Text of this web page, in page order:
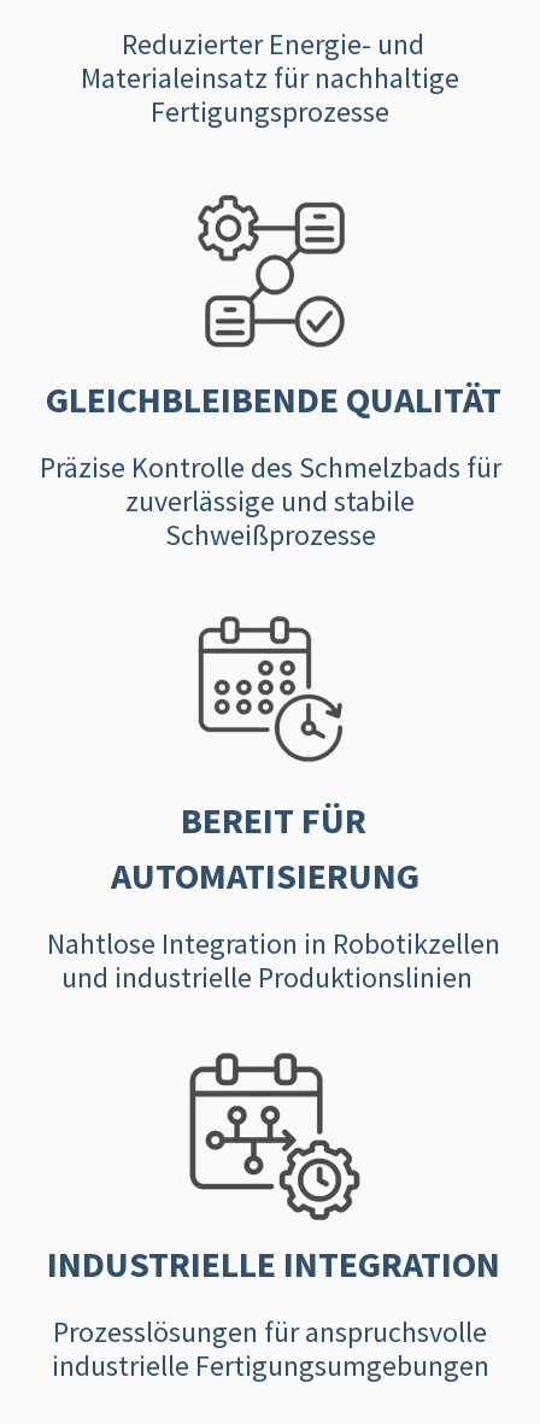
Reduzierter Energie- und
Materialeinsatz für nachhaltige
Fertigungsprozesse
GLEICHBLEIBENDE QUALITÄT
Präzise Kontrolle des Schmelzbads für
zuverlässige und stabile
Schweißprozesse
BEREIT FÜR
AUTOMATISIERUNG
Nahtlose Integration in Robotikzellen
und industrielle Produktionslinien
INDUSTRIELLE INTEGRATION
Prozesslösungen für anspruchsvolle
industrielle Fertigungsumgebungen